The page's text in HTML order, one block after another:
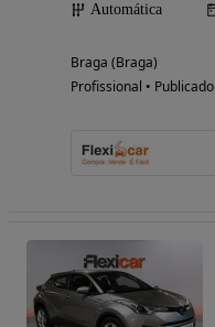
Automática
Braga (Braga)
Profissional • Publicado